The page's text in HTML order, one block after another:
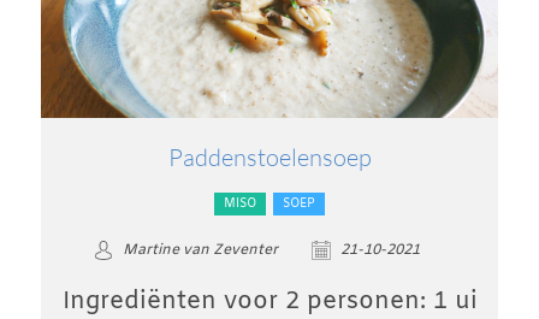
Paddenstoelensoep
MISO SOEP
Martine van Zeventer 21-10-2021
Ingrediënten voor 2 personen: 1 ui